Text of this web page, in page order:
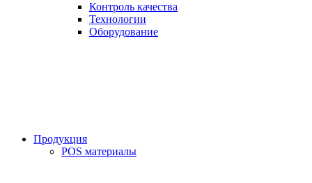
Контроль качества
Технологии
Оборудование
Продукция
POS материалы